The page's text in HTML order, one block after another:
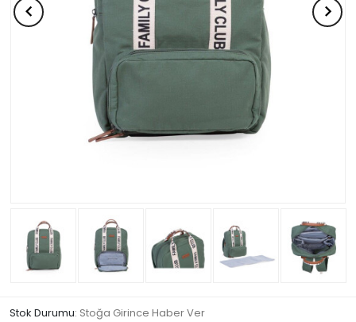
Stok Durumu: Stoğa Girince Haber Ver